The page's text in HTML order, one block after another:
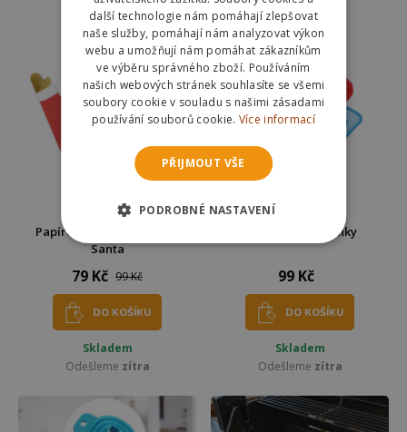
Papírové ubrousky 20 ks -
Santa
79 Kč 99 Kč
DO KOŠÍKU
Skladem
Odešleme zítra
Čistič do mikrovlnky
99 Kč
DO KOŠÍKU
Skladem
Odešleme zítra
další technologie nám pomáhají zlepšovat
naše služby, pomáhají nám analyzovat výkon
webu a umožňují nám pomáhat zákazníkům
ve výběru správného zboží. Používáním
našich webových stránek souhlasíte se všemi
soubory cookie v souladu s našimi zásadami
používání souborů cookie. Více informací
PŘIJMOUT VŠE
PODROBNÉ NASTAVENÍ